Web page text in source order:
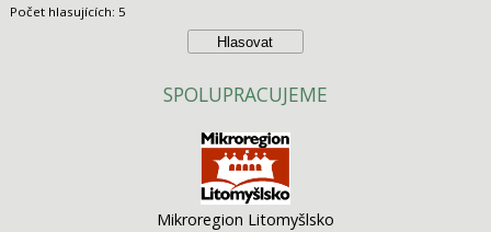
Počet hlasujících: 5
SPOLUPRACUJEME
Mikroregion Litomyšlsko